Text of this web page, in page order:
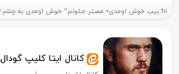
hi بیب خوش اومدی• مصتر جئونم'' خوش اومدی به چنلم🍷 اینجا فیک...
کانال ایتا کلیپ گودال